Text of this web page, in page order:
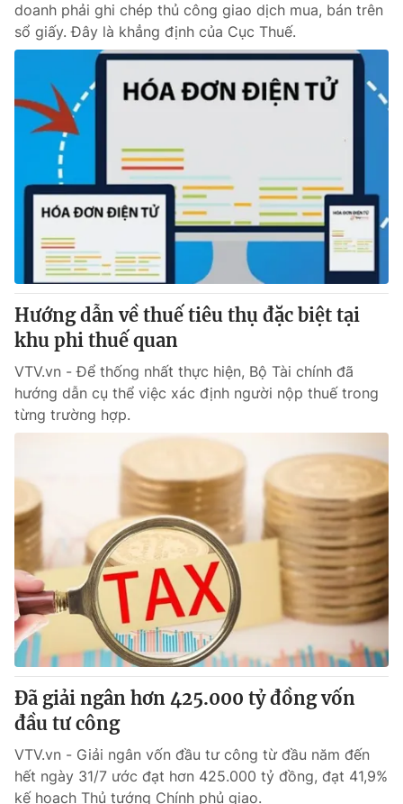
doanh phải ghi chép thủ công giao dịch mua, bán trên
sổ giấy. Đây là khẳng định của Cục Thuế.
Hướng dẫn về thuế tiêu thụ đặc biệt tại
khu phi thuế quan
VTV.vn - Để thống nhất thực hiện, Bộ Tài chính đã
hướng dẫn cụ thể việc xác định người nộp thuế trong
từng trường hợp.
Đã giải ngân hơn 425.000 tỷ đồng vốn
đầu tư công
VTV.vn - Giải ngân vốn đầu tư công từ đầu năm đến
hết ngày 31/7 ước đạt hơn 425.000 tỷ đồng, đạt 41,9%
kế hoạch Thủ tướng Chính phủ giao.